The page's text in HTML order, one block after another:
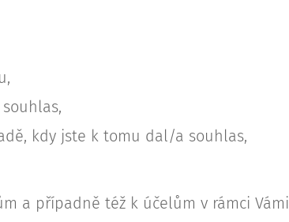
kdy jste k tomu dal/a souhlas,
a případně též k účelům v rámci Vámi